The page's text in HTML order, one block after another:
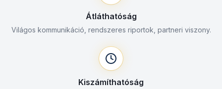
Átláthatóság
Világos kommunikáció, rendszeres riportok, partneri viszony.
Kiszámíthatóság